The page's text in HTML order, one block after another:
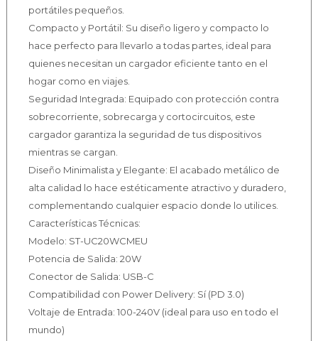
portátiles pequeños.
Compacto y Portátil: Su diseño ligero y compacto lo
hace perfecto para llevarlo a todas partes, ideal para
quienes necesitan un cargador eficiente tanto en el
hogar como en viajes.
Seguridad Integrada: Equipado con protección contra
sobrecorriente, sobrecarga y cortocircuitos, este
cargador garantiza la seguridad de tus dispositivos
mientras se cargan.
Diseño Minimalista y Elegante: El acabado metálico de
alta calidad lo hace estéticamente atractivo y duradero,
complementando cualquier espacio donde lo utilices.
Características Técnicas:
Modelo: ST-UC20WCMEU
Potencia de Salida: 20W
Conector de Salida: USB-C
Compatibilidad con Power Delivery: Sí (PD 3.0)
Voltaje de Entrada: 100-240V (ideal para uso en todo el
mundo)